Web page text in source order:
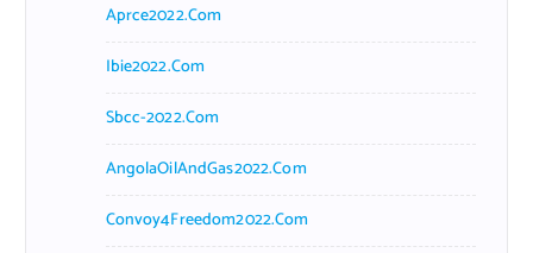
Aprce2022.com
Ibie2022.com
Sbcc-2022.com
AngolaOilAndGas2022.com
Convoy4Freedom2022.com